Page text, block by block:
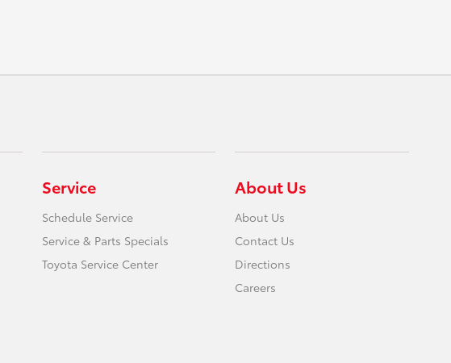
Service
Schedule Service
Service & Parts Specials
Toyota Service Center
About Us
About Us
Contact Us
Directions
Careers